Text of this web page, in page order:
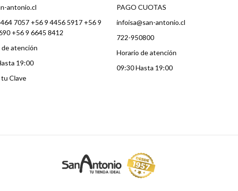
antonio.cl
7057 +56 9 4456 5917 +56 9
+56 9 6645 8412
de atención
19:00
Clave
PAGO CUOTAS
infoisa@san-antonio.cl
722-950800
Horario de atención
09:30 Hasta 19:00